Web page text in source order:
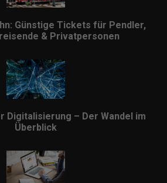
Günstige Tickets für Pendler,
& Privatpersonen
Digitalisierung – Der Wandel im
Überblick